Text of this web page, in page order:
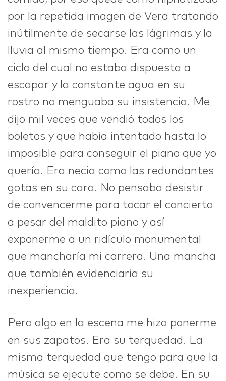
por la repetida imagen de Vera tratando
inútilmente de secarse las lágrimas y la
lluvia al mismo tiempo. Era como un
ciclo del cual no estaba dispuesta a
escapar y la constante agua en su
rostro no menguaba su insistencia. Me
dijo mil veces que vendió todos los
boletos y que había intentado hasta lo
imposible para conseguir el piano que yo
quería. Era necia como las redundantes
gotas en su cara. No pensaba desistir
de convencerme para tocar el concierto
a pesar del maldito piano y así
exponerme a un ridículo monumental
que mancharía mi carrera. Una mancha
que también evidenciaría su
inexperiencia.
Pero algo en la escena me hizo ponerme
en sus zapatos. Era su terquedad. La
misma terquedad que tengo para que la
música se ejecute como se debe. En su